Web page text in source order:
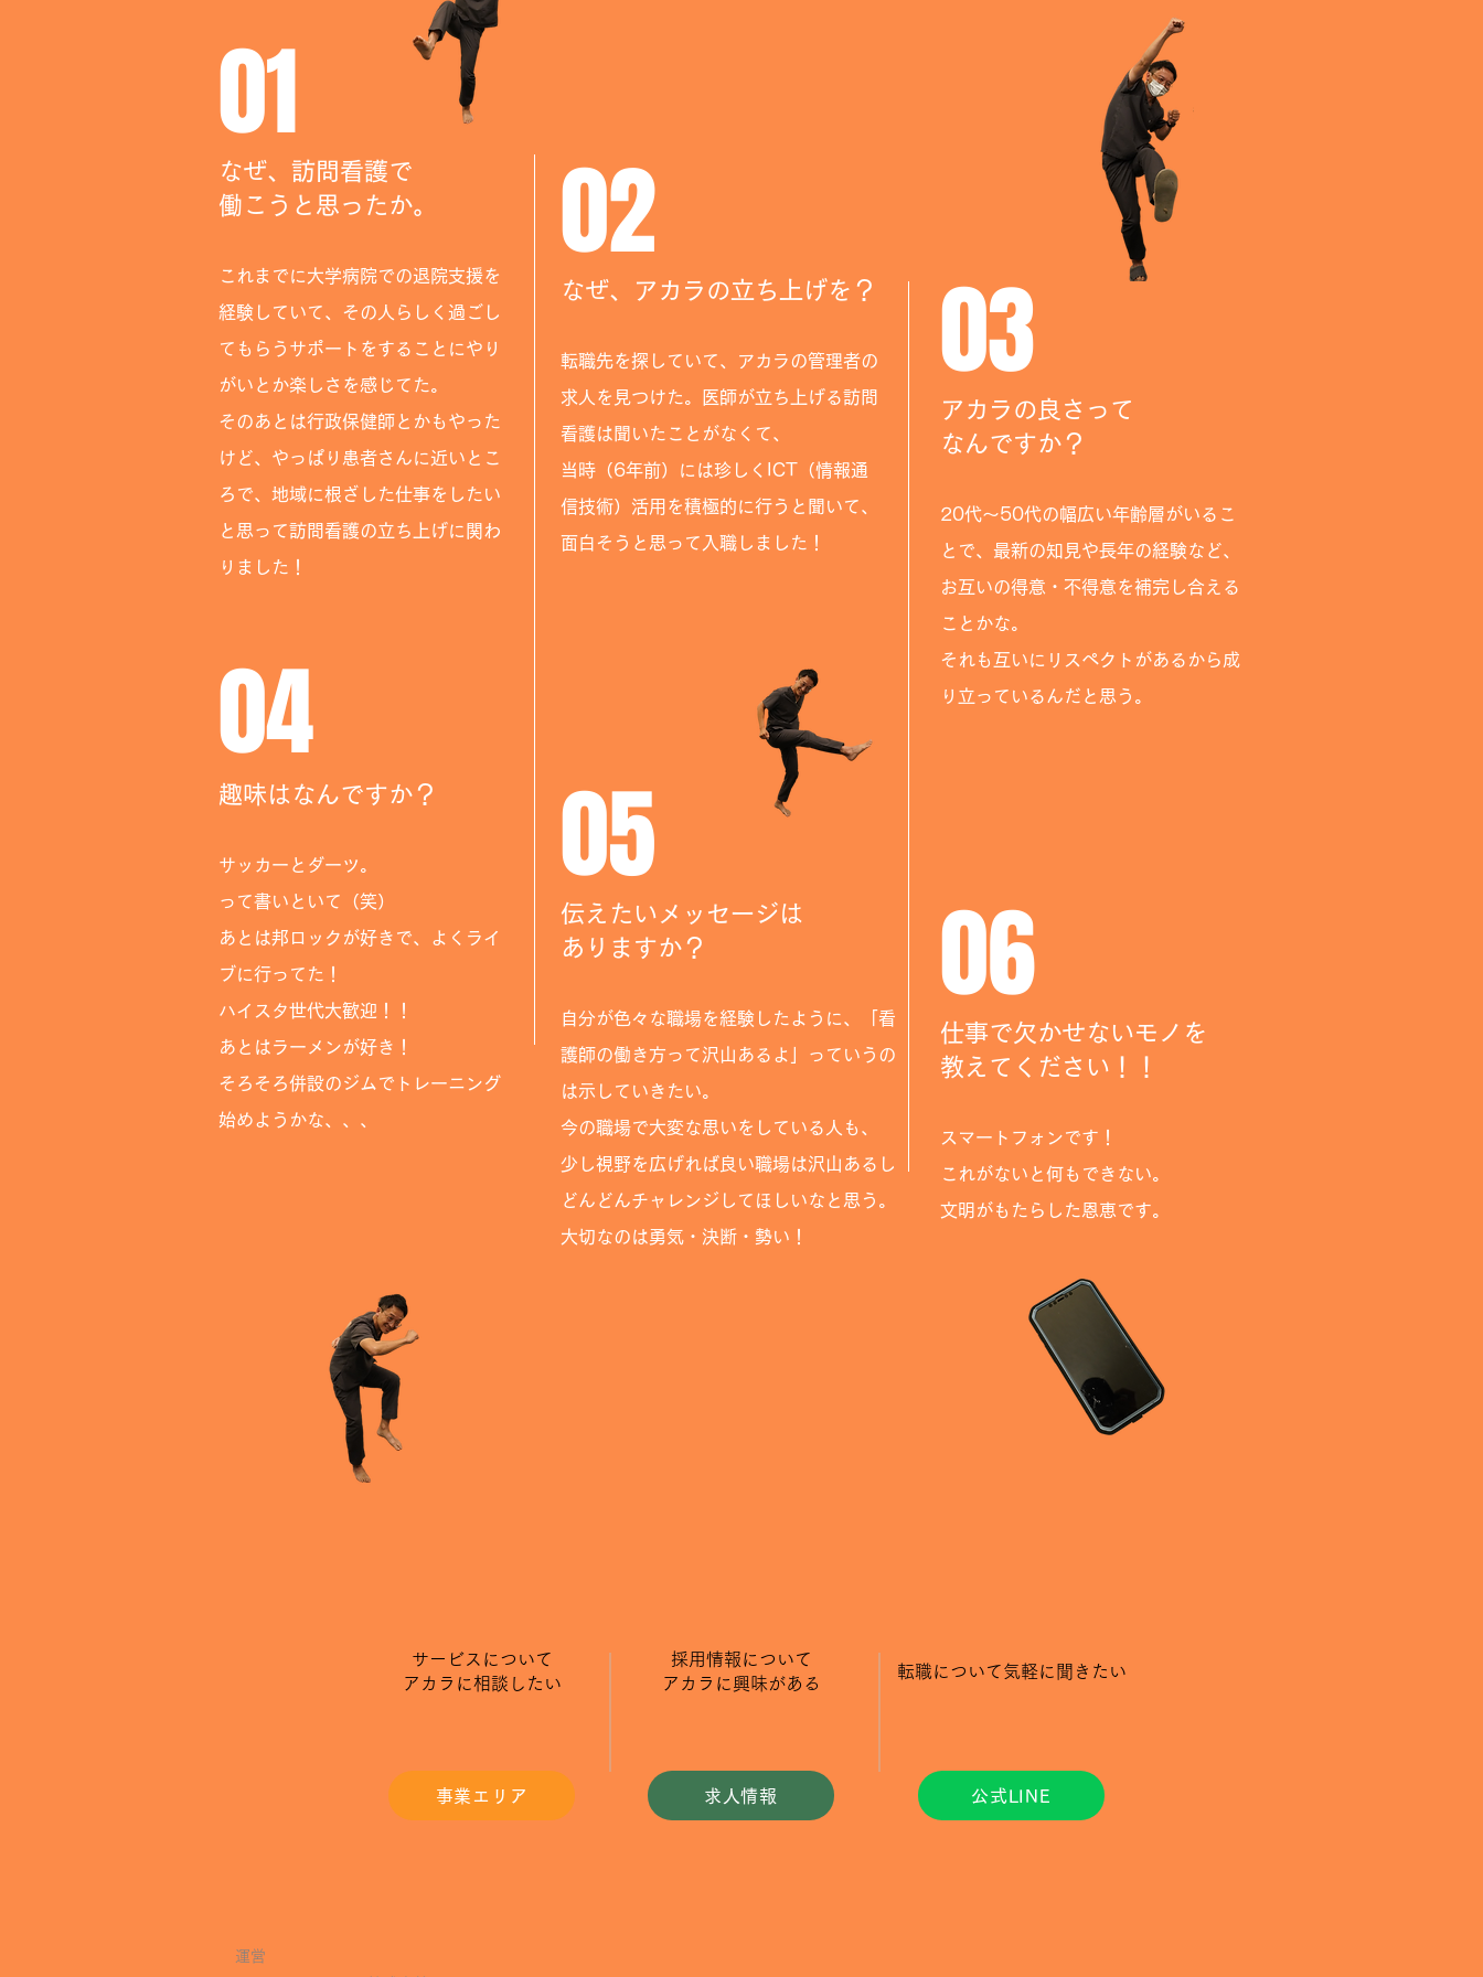
01
なぜ、訪問看護で
働こうと思ったか。
​これまでに大学病院での退院支援を
経験していて、その人らしく過ごし
てもらうサポートをすることにやり
がいとか楽しさを感じてた。
そのあとは行政保健師とかもやった
けど、やっぱり患者さんに近いとこ
ろで、地域に根ざした仕事をしたい
と思って訪問看護の立ち上げに関わ
りました！
02
なぜ、アカラの立ち上げを？
転職先を探していて、アカラの管理者の
求人を見つけた。医師が立ち上げる訪問
看護は聞いたことがなくて、
当時（6年前）には珍しくICT（情報通
信技術）活用を積極的に行うと聞いて、
面白そうと思って入職しました！
03
アカラの良さって
なんですか？
20代〜50代の幅広い年齢層がいるこ
とで、最新の知見や長年の経験など、
お互いの得意・不得意を補完し合える
ことかな。
​それも互いにリスペクトがあるから成
り立っているんだと思う。
04
05
06
趣味はなんですか？
サッカーとダーツ。
って書いといて（笑）
あとは邦ロックが好きで、よくライ
ブに行ってた！
ハイスタ世代大歓迎！！
​あとはラーメンが好き！
そろそろ併設のジムでトレーニング
始めようかな、、、
伝えたいメッセージは
ありますか？
自分が色々な職場を経験したように、「看
護師の働き方って沢山あるよ」っていうの
は示していきたい。
今の職場で大変な思いをしている人も、
少し視野を広げれば良い職場は沢山あるし
どんどんチャレンジしてほしいなと思う。
​大切なのは勇気・決断・勢い！
仕事で欠かせないモノを
教えてください！！
スマートフォンです！
これがないと何もできない。
​文明がもたらした恩恵です。
​サービスについて
​アカラに相談したい
​採用情報について
​アカラに興味がある
​転職について気軽に聞きたい
事業エリア 求人情報 公式LINE
運営